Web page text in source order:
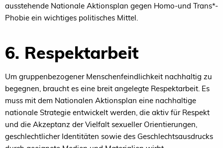
ausstehende Nationale Aktionsplan gegen Homo-und Trans*-
Phobie ein wichtiges politisches Mittel.
6. Respektarbeit
Um gruppenbezogener Menschenfeindlichkeit nachhaltig zu
begegnen, braucht es eine breit angelegte Respektarbeit. Es
muss mit dem Nationalen Aktionsplan eine nachhaltige
nationale Strategie entwickelt werden, die aktiv für Respekt
und die Akzeptanz der Vielfalt sexueller Orientierungen,
geschlechtlicher Identitäten sowie des Geschlechtsausdrucks